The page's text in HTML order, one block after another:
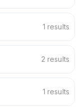
1 results
2 results
1 results